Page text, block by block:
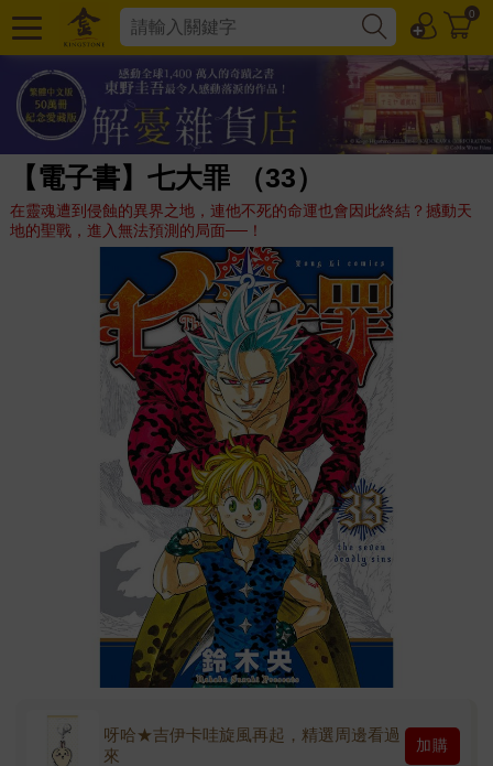
0
【電子書】七大罪 （33）
在靈魂遭到侵蝕的異界之地，連他不死的命運也會因此終結？撼動天
地的聖戰，進入無法預測的局面──！
呀哈★吉伊卡哇旋風再起，精選周邊看過
來
加購